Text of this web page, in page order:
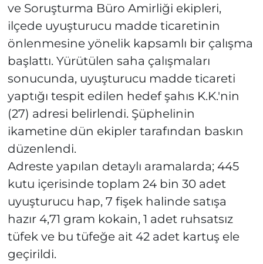
ve Soruşturma Büro Amirliği ekipleri,
ilçede uyuşturucu madde ticaretinin
önlenmesine yönelik kapsamlı bir çalışma
başlattı. Yürütülen saha çalışmaları
sonucunda, uyuşturucu madde ticareti
yaptığı tespit edilen hedef şahıs K.K.'nin
(27) adresi belirlendi. Şüphelinin
ikametine dün ekipler tarafından baskın
düzenlendi.
Adreste yapılan detaylı aramalarda; 445
kutu içerisinde toplam 24 bin 30 adet
uyuşturucu hap, 7 fişek halinde satışa
hazır 4,71 gram kokain, 1 adet ruhsatsız
tüfek ve bu tüfeğe ait 42 adet kartuş ele
geçirildi.